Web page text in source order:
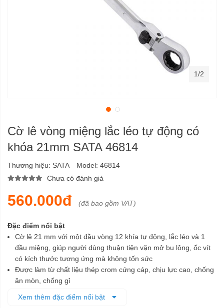
Cờ lê vòng miệng lắc léo tự động có
khóa 21mm SATA 46814
Thương hiệu: SATA Model: 46814
Chưa có đánh giá
560.000đ (đã bao gồm VAT)
Đặc điểm nổi bật
Cờ lê 21 mm với một đầu vòng 12 khía tự động, lắc léo và 1
đầu miệng, giúp người dùng thuận tiện vặn mở bu lông, ốc vít
có kích thước tương ứng mà không tốn sức
Được làm từ chất liệu thép crom cứng cáp, chịu lực cao, chống
ăn mòn, chống gỉ
với 13 vị trí khóa, cho phép tiếp cận những góc hẹp, vị trí khó
Xem thêm đặc điểm nổi bật
1/2